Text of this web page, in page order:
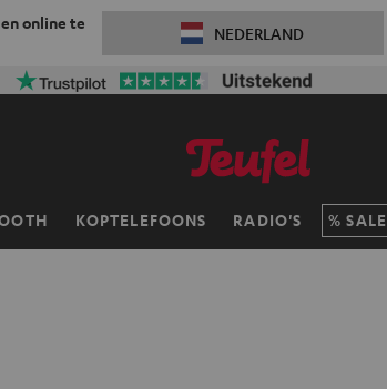
online te
NEDERLAND
KOPTELEFOONS RADIO'S SALE